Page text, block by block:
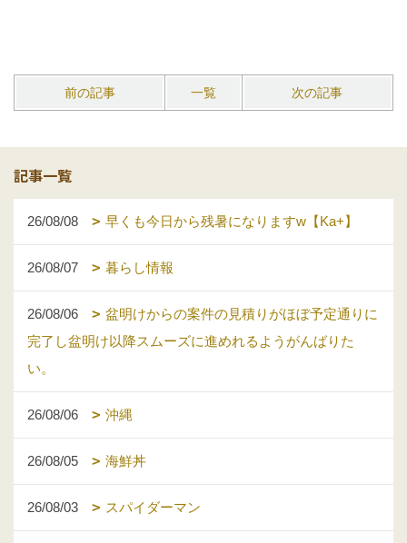
前の記事 一覧 次の記事
記事一覧
26/08/08 早くも今日から残暑になりますw【Ka+】
26/08/07 暮らし情報
26/08/06
盆明けからの案件の見積りがほぼ予定通りに
完了し盆明け以降スムーズに進めれるようがんばりた
い。
26/08/06 沖縄
26/08/05 海鮮丼
26/08/03 スパイダーマン